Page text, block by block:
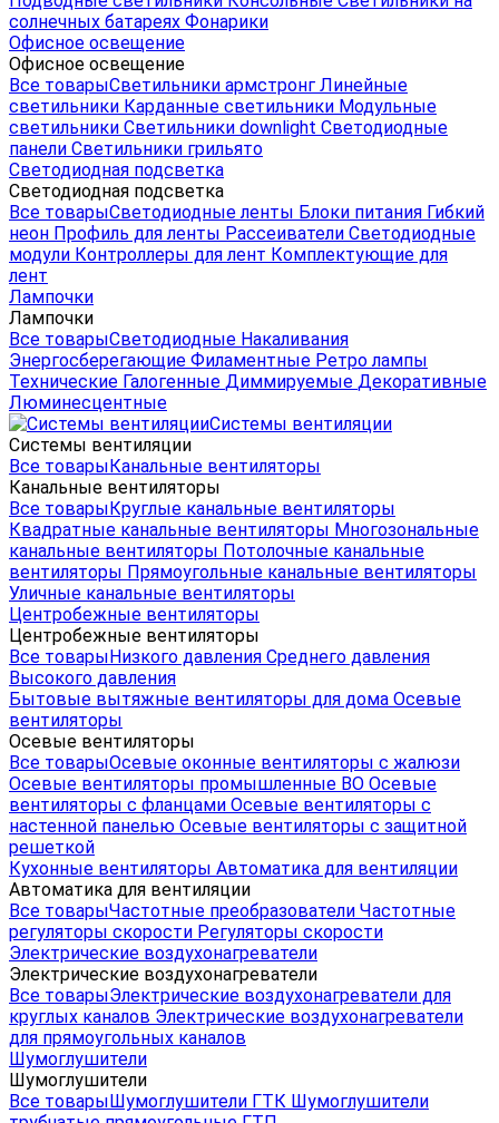
солнечных батареях Фонарики
Офисное освещение
Офисное освещение
Все товарыСветильники армстронг Линейные
светильники Карданные светильники Модульные
светильники Светильники downlight Светодиодные
панели Светильники грильято
Светодиодная подсветка
Светодиодная подсветка
Все товарыСветодиодные ленты Блоки питания Гибкий
неон Профиль для ленты Рассеиватели Светодиодные
модули Контроллеры для лент Комплектующие для
лент
Лампочки
Лампочки
Все товарыСветодиодные Накаливания
Энергосберегающие Филаментные Ретро лампы
Технические Галогенные Диммируемые Декоративные
Люминесцентные
Системы вентиляции
Системы вентиляции
Все товарыКанальные вентиляторы
Канальные вентиляторы
Все товарыКруглые канальные вентиляторы
Квадратные канальные вентиляторы Многозональные
канальные вентиляторы Потолочные канальные
вентиляторы Прямоугольные канальные вентиляторы
Уличные канальные вентиляторы
Центробежные вентиляторы
Центробежные вентиляторы
Все товарыНизкого давления Среднего давления
Высокого давления
Бытовые вытяжные вентиляторы для дома Осевые
вентиляторы
Осевые вентиляторы
Все товарыОсевые оконные вентиляторы с жалюзи
Осевые вентиляторы промышленные ВО Осевые
вентиляторы с фланцами Осевые вентиляторы с
настенной панелью Осевые вентиляторы с защитной
решеткой
Кухонные вентиляторы Автоматика для вентиляции
Автоматика для вентиляции
Все товарыЧастотные преобразователи Частотные
регуляторы скорости Регуляторы скорости
Электрические воздухонагреватели
Электрические воздухонагреватели
Все товарыЭлектрические воздухонагреватели для
круглых каналов Электрические воздухонагреватели
для прямоугольных каналов
Шумоглушители
Шумоглушители
Все товарыШумоглушители ГТК Шумоглушители